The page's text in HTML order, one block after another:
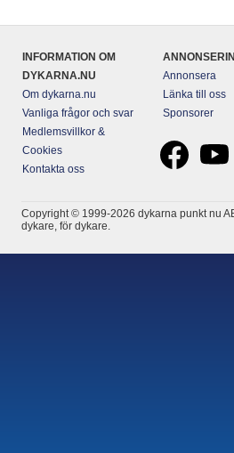
INFORMATION OM
DYKARNA.NU
Om dykarna.nu
Vanliga frågor och svar
Medlemsvillkor &
Cookies
Kontakta oss
Annonsera
Länka till oss
Sponsorer
Copyright © 1999-2026 dykarna punkt nu
dykare, för dykare.